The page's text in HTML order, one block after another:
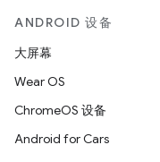
ANDROID 设备
大屏幕
Wear OS
ChromeOS 设备
Android for Cars